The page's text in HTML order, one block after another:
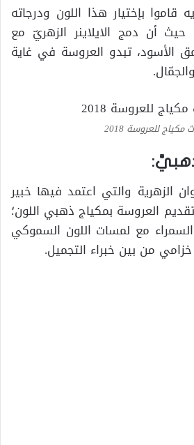
قاموا بإختيار هذا اللون ودرجاته
أن دمج الايلاينر الزهريّ مع
الأسود، تبدو العروسة في غاية
مكياج للعروسة 2018
الزهرية والتي اعتمد فيها خبير
العروسة بمكياج ذهبي اللون؛
مع لمسات اللون السموكي
من بين خبراء التجميل.